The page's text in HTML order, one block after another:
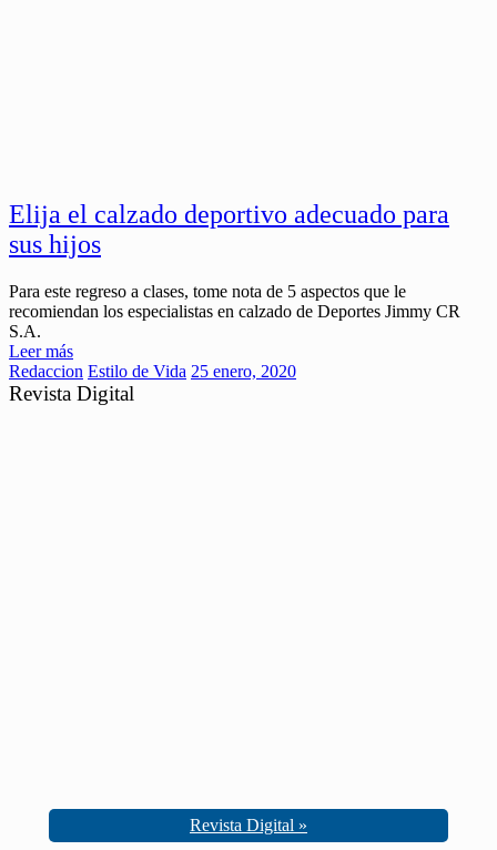
Elija el calzado deportivo adecuado para
sus hijos
Para este regreso a clases, tome nota de 5 aspectos que le
recomiendan los especialistas en calzado de Deportes Jimmy CR
S.A.
Leer más
Redaccion Estilo de Vida 25 enero, 2020
Revista Digital
Revista Digital »